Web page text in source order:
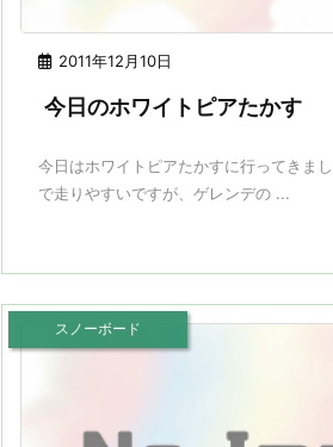
2011年12月10日
今日のホワイトピアたかす
今日はホワイトピアたかすに行ってきま
で走りやすいですが、ゲレンデの ...
スノーボード